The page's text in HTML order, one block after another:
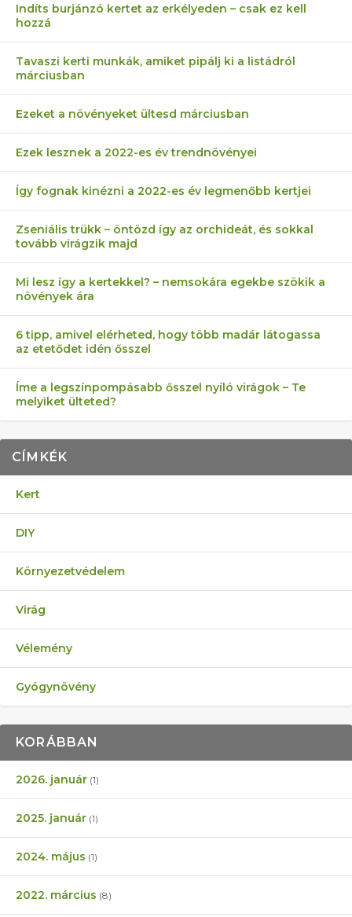
Indíts burjánzó kertet az erkélyeden – csak ez kell
hozzá
Tavaszi kerti munkák, amiket pipálj ki a listádról
márciusban
Ezeket a növényeket ültesd márciusban
Ezek lesznek a 2022-es év trendnövényei
Így fognak kinézni a 2022-es év legmenőbb kertjei
Zseniális trükk – öntözd így az orchideát, és sokkal
tovább virágzik majd
Mi lesz így a kertekkel? – nemsokára egekbe szökik a
növények ára
6 tipp, amivel elérheted, hogy több madár látogassa
az etetődet idén ősszel
Íme a legszínpompásabb ősszel nyíló virágok – Te
melyiket ülteted?
CÍMKÉK
Kert
DIY
Környezetvédelem
Virág
Vélemény
Gyógynövény
KORÁBBAN
2026. január (1)
2025. január (1)
2024. május (1)
2022. március (8)